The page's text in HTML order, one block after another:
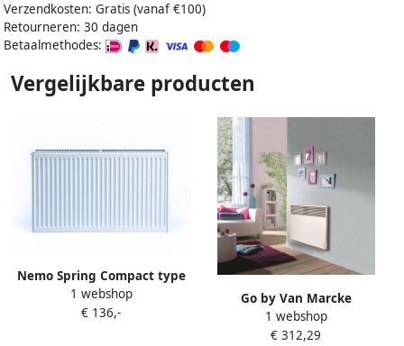
Verzendkosten: Gratis (vanaf €100)
Retourneren: 30 dagen
Betaalmethodes:
Vergelijkbare producten
Nemo Spring Compact type
22 horizontale
paneelradiator plaatstaal H
1 webshop
€ 136,-
Go by Van Marcke
Elektrische Radiator Van
Marcke Atlantic 1000W
1 webshop
€ 312,29